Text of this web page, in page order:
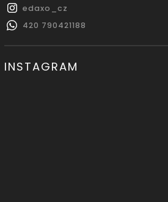
edaxo_cz
420 790421188
INSTAGRAM